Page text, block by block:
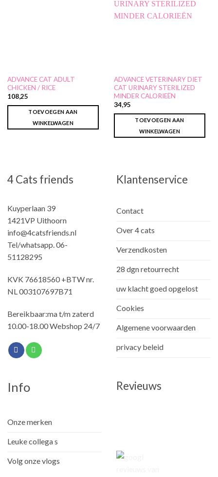
ADVANCE CAT ADULT
CHICKEN / RICE
108,25
TOEVOEGEN AAN
WINKELWAGEN
ADVANCE VETERINARY DIET
CAT URINARY STERILIZED
MINDER CALORIEËN
34,95
TOEVOEGEN AAN
WINKELWAGEN
4 Cats friends
Kuyperlaan 39
1421VP Uithoorn
info@4catsfriends.nl
Tel/whatsapp. 06-
51128295
KVK 76618560 +BTW nr.
NL 003107697B71
Bereikbaar:ma t/m zaterd
10.00-18.00 Webshop 24/7
Klantenservice
Contact
Over 4 cats
Verzendkosten
28 dgn retourrecht
uw klacht goed opgelost
Cookies
Algemene voorwaarden
privacy beleid
Info
Onze merken
Leuke collega s
Volg onze vlogs
Revieuws